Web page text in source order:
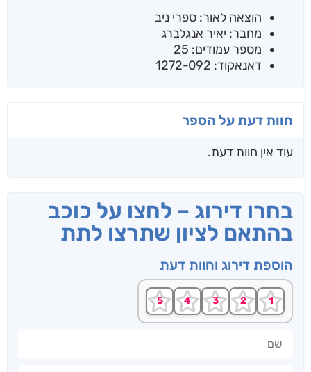
הוצאה לאור: ספרי ניב
מחבר: יאיר אנגלברג
מספר עמודים: 25
דאנאקוד: 1272-092
חוות דעת על הספר
עוד אין חוות דעת.
בחרו דירוג – לחצו על כוכב
בהתאם לציון שתרצו לתת
הוספת דירוג וחוות דעת